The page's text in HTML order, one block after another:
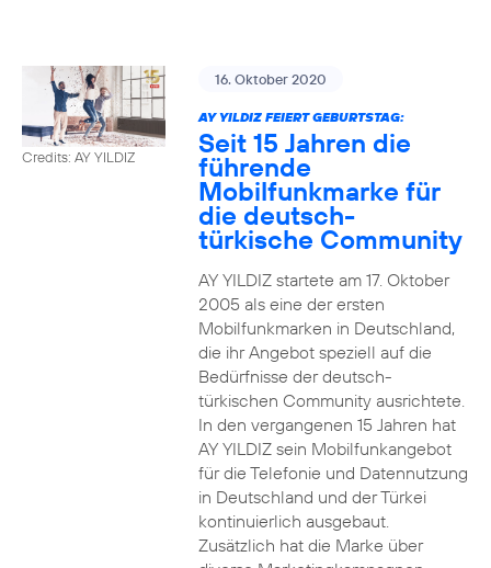
Credits: AY YILDIZ
16. Oktober 2020
AY YILDIZ FEIERT GEBURTSTAG:
Seit 15 Jahren die
führende
Mobilfunkmarke für
die deutsch-
türkische Community
AY YILDIZ startete am 17. Oktober
2005 als eine der ersten
Mobilfunkmarken in Deutschland,
die ihr Angebot speziell auf die
Bedürfnisse der deutsch-
türkischen Community ausrichtete.
In den vergangenen 15 Jahren hat
AY YILDIZ sein Mobilfunkangebot
für die Telefonie und Datennutzung
in Deutschland und der Türkei
kontinuierlich ausgebaut.
Zusätzlich hat die Marke über